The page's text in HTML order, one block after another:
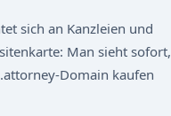
sich an Kanzleien und
Man sieht sofort,
Domain kaufen